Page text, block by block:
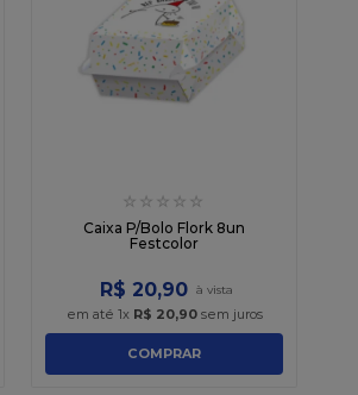
☆ ☆ ☆ ☆ ☆
Caixa P/Bolo Flork 8un
Festcolor
R$ 20,90
em até 1x R$ 20,90sem juros
COMPRAR